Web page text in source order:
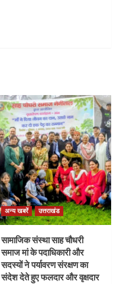
अन्य खबरें उत्तराखंड
सामाजिक संस्था साह चौधरी
समाज मां के पदाधिकारी और
सदस्यों ने पर्यावरण संरक्षण का
संदेश देते हुए फलदार और वृक्षदार